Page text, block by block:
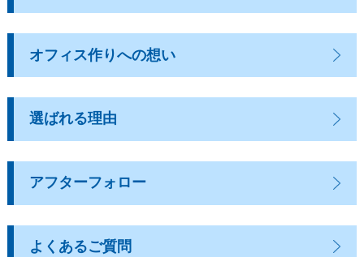
オフィス作りへの想い
選ばれる理由
アフターフォロー
よくあるご質問